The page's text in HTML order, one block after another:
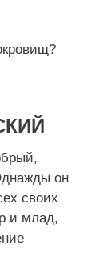
он
своих
и млад,